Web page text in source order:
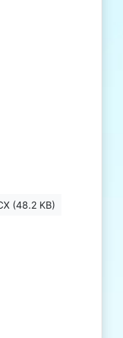
(48.2 KB)